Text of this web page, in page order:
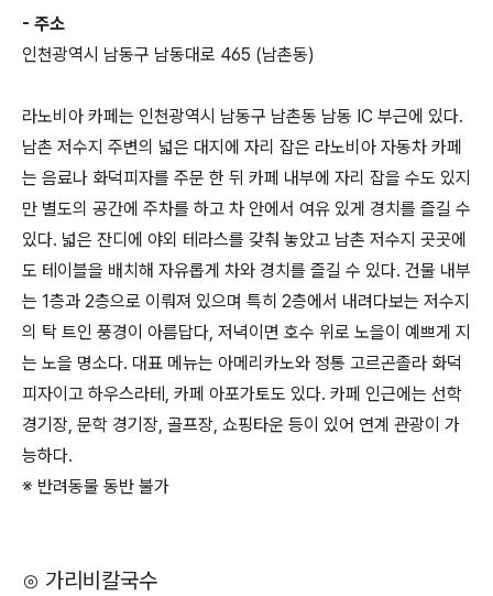
- 주소
인천광역시 남동구 남동대로 465 (남촌동)
라노비아 카페는 인천광역시 남동구 남촌동 남동 IC 부근에 있다.
남촌 저수지 주변의 넓은 대지에 자리 잡은 라노비아 자동차 카페
는 음료나 화덕피자를 주문 한 뒤 카페 내부에 자리 잡을 수도 있지
만 별도의 공간에 주차를 하고 차 안에서 여유 있게 경치를 즐길 수
있다. 넓은 잔디에 야외 테라스를 갖춰 놓았고 남촌 저수지 곳곳에
도 테이블을 배치해 자유롭게 차와 경치를 즐길 수 있다. 건물 내부
는 1층과 2층으로 이뤄져 있으며 특히 2층에서 내려다보는 저수지
의 탁 트인 풍경이 아름답다, 저녁이면 호수 위로 노을이 예쁘게 지
는 노을 명소다. 대표 메뉴는 아메리카노와 정통 고르곤졸라 화덕
피자이고 하우스라테, 카페 아포가토도 있다. 카페 인근에는 선학
경기장, 문학 경기장, 골프장, 쇼핑타운 등이 있어 연계 관광이 가
능하다.
※ 반려동물 동반 불가
⊙ 가리비칼국수